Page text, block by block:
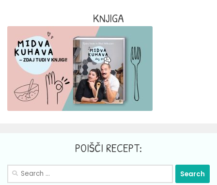
KNJIGA
POIŠČI RECEPT:
Search